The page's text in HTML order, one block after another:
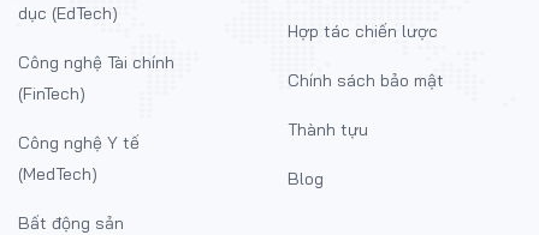
dục (EdTech)
Công nghệ Tài chính
(FinTech)
Công nghệ Y tế
(MedTech)
Bất động sản
Hợp tác chiến lược
Chính sách bảo mật
Thành tựu
Blog